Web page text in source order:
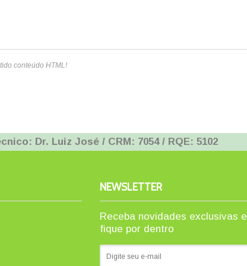
conteúdo HTML!
Dr. Luiz José / CRM: 7054 / RQE: 5102
NEWSLETTER
Receba novidades exclusivas e
fique por dentro